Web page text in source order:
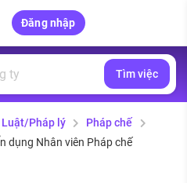
Đăng nhập
Tìm việc
Luật/Pháp lý
Pháp chế
dụng Nhân viên Pháp chế